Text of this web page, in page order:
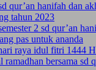
qur’an hanifah dan
tahun 2023
2 sd qur’an
pas untuk ananda
raya idul fitri 1444 H
ramadhan bersama sd